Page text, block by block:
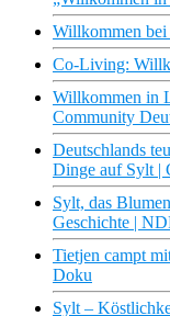
Willkommen
Co-Living:
Willkommen in
Community
Deutschlands
Dinge auf Sylt |
Sylt, das
Geschichte |
Tietjen campt
Doku
Sylt –